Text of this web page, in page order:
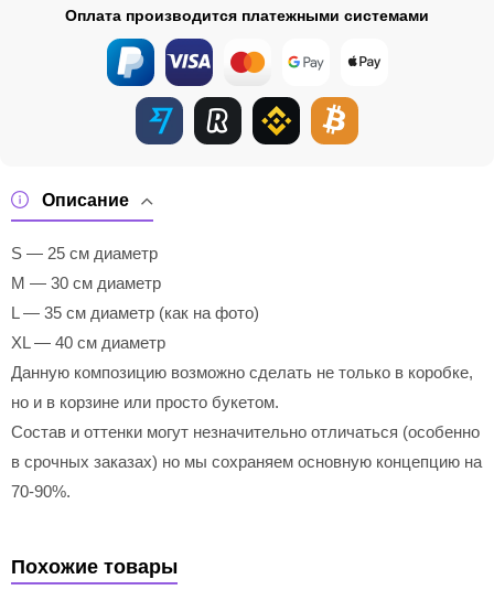
Описание
S — 25 см диаметр
M — 30 см диаметр
L — 35 см диаметр (как на фото)
XL — 40 см диаметр
Данную композицию возможно сделать не только в коробке,
но и в корзине или просто букетом.
Состав и оттенки могут незначительно отличаться (особенно
в срочных заказах) но мы сохраняем основную концепцию на
70-90%.
Оплата производится платежными системами
Похожие товары